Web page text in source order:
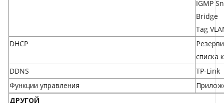
IGMP
Bridge
Tag
DHCP
списка
DDNS
TP-Link
Функции управления
ДРУГОЙ